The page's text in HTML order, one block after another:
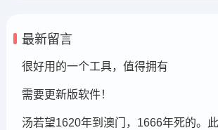
最新留言
很好用的一个工具，值得拥有
需要更新版软件！